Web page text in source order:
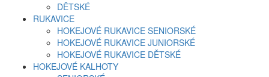
DĚTSKÉ
RUKAVICE
HOKEJOVÉ RUKAVICE SENIORSKÉ
HOKEJOVÉ RUKAVICE JUNIORSKÉ
HOKEJOVÉ RUKAVICE DĚTSKÉ
HOKEJOVÉ KALHOTY